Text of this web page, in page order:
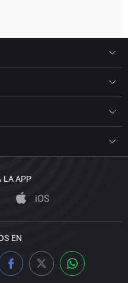
LA APP
iOS
EN